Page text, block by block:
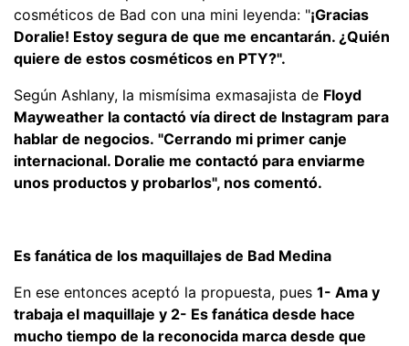
cosméticos de Bad con una mini leyenda: "¡Gracias
Doralie! Estoy segura de que me encantarán. ¿Quién
quiere de estos cosméticos en PTY?".
Según Ashlany, la mismísima exmasajista de Floyd
Mayweather la contactó vía direct de Instagram para
hablar de negocios. "Cerrando mi primer canje
internacional. Doralie me contactó para enviarme
unos productos y probarlos", nos comentó.
Es fanática de los maquillajes de Bad Medina
En ese entonces aceptó la propuesta, pues 1- Ama y
trabaja el maquillaje y 2- Es fanática desde hace
mucho tiempo de la reconocida marca desde que